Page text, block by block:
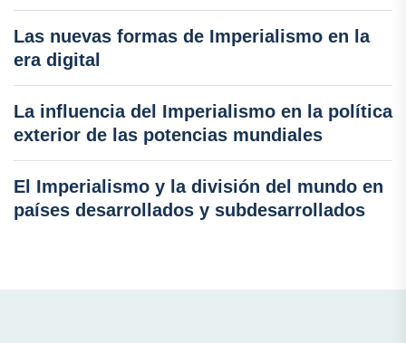
Las nuevas formas de Imperialismo en la
era digital
La influencia del Imperialismo en la política
exterior de las potencias mundiales
El Imperialismo y la división del mundo en
países desarrollados y subdesarrollados